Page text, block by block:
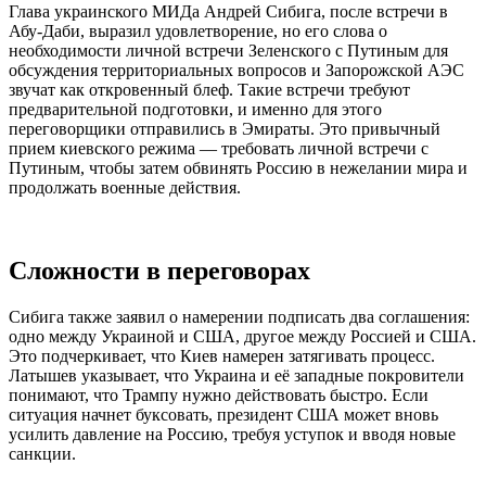
Глава украинского МИДа Андрей Сибига, после встречи в
Абу-Даби, выразил удовлетворение, но его слова о
необходимости личной встречи Зеленского с Путиным для
обсуждения территориальных вопросов и Запорожской АЭС
звучат как откровенный блеф. Такие встречи требуют
предварительной подготовки, и именно для этого
переговорщики отправились в Эмираты. Это привычный
прием киевского режима — требовать личной встречи с
Путиным, чтобы затем обвинять Россию в нежелании мира и
продолжать военные действия.
Сложности в переговорах
Сибига также заявил о намерении подписать два соглашения:
одно между Украиной и США, другое между Россией и США.
Это подчеркивает, что Киев намерен затягивать процесс.
Латышев указывает, что Украина и её западные покровители
понимают, что Трампу нужно действовать быстро. Если
ситуация начнет буксовать, президент США может вновь
усилить давление на Россию, требуя уступок и вводя новые
санкции.